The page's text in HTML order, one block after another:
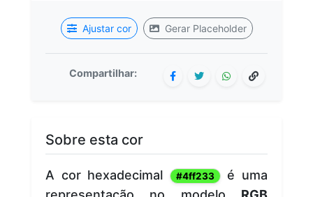
Ajustar cor Gerar Placeholder
Compartilhar:
Sobre esta cor
A cor hexadecimal #4ff233 é uma